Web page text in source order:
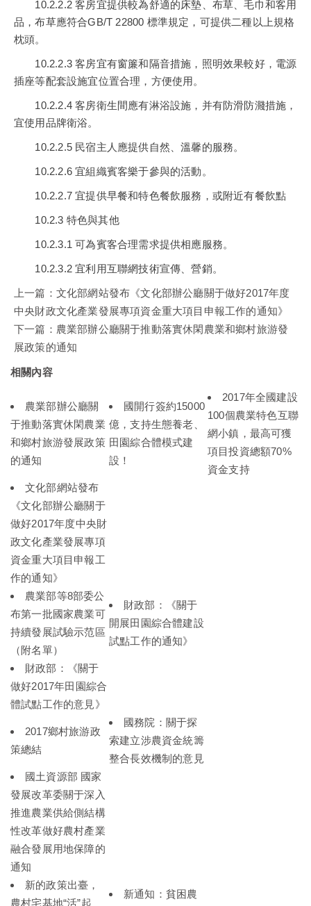
10.2.2.2 客房宜提供較為舒適的床墊、布草、毛巾和客用
品，布草應符合GB/T 22800 標準規定，可提供二種以上規格
枕頭。
10.2.2.3 客房宜有窗簾和隔音措施，照明效果較好，電源
插座等配套設施宜位置合理，方便使用。
10.2.2.4 客房衛生間應有淋浴設施，并有防滑防濺措施，
宜使用品牌衛浴。
10.2.2.5 民宿主人應提供自然、溫馨的服務。
10.2.2.6 宜組織賓客樂于參與的活動。
10.2.2.7 宜提供早餐和特色餐飲服務，或附近有餐飲點
10.2.3 特色與其他
10.2.3.1 可為賓客合理需求提供相應服務。
10.2.3.2 宜利用互聯網技術宣傳、營銷。
上一篇： 文化部網站發布《文化部辦公廳關于做好2017年度
中央財政文化產業發展專項資金重大項目申報工作的通知》
下一篇： 農業部辦公廳關于推動落實休閑農業和鄉村旅游發
展政策的通知
相關內容
農業部辦公廳關
于推動落實休閑農業
和鄉村旅游發展政策
的通知
國開行簽約15000
億，支持生態養老、
田園綜合體模式建
設！
2017年全國建設
100個農業特色互聯
網小鎮，最高可獲
項目投資總額70%
資金支持
文化部網站發布
《文化部辦公廳關于
做好2017年度中央財
政文化產業發展專項
資金重大項目申報工
作的通知》
農業部等8部委公
布第一批國家農業可
持續發展試驗示范區
（附名單）
財政部：《關于
開展田園綜合體建設
試點工作的通知》
財政部：《關于
做好2017年田園綜合
體試點工作的意見》
2017鄉村旅游政
策總結
國務院：關于探
索建立涉農資金統籌
整合長效機制的意見
國土資源部 國家
發展改革委關于深入
推進農業供給側結構
性改革做好農村產業
融合發展用地保障的
通知
新的政策出臺，
農村宅基地“活”起
新通知：貧困農